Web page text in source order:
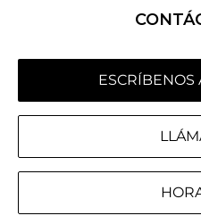
ESCRÍBENOS